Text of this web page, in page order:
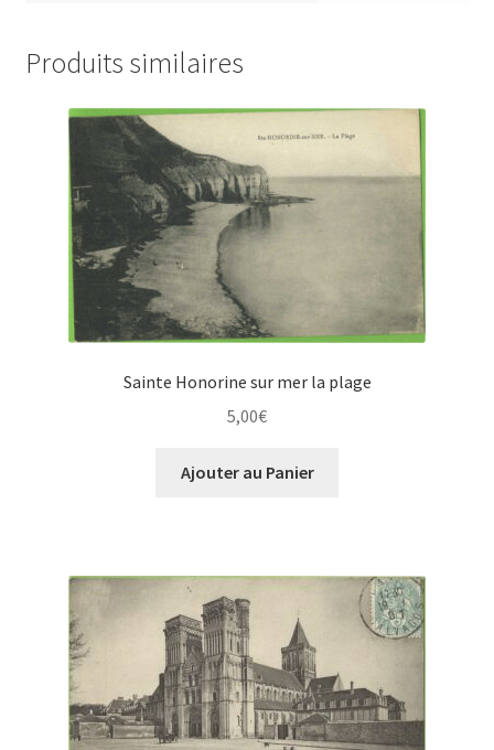
Produits similaires
Sainte Honorine sur mer la plage
5,00€
Ajouter au Panier